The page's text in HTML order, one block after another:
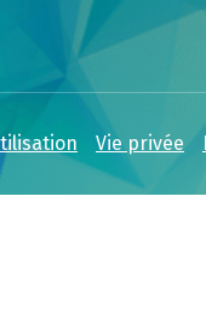
Vie privée